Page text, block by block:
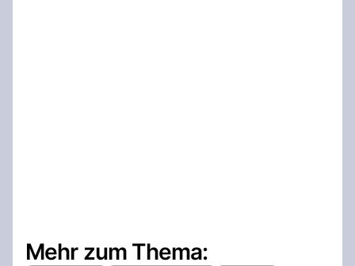
Mehr zum Thema: